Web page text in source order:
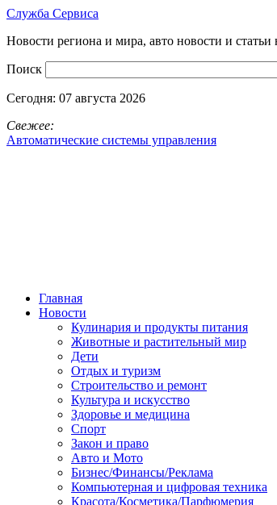
Служба Сервиса
Новости региона и мира, авто новости и
Поиск
Сегодня: 07 августа 2026
Свежее:
Автоматические системы управления
Главная
Новости
Кулинария и продукты питания
Животные и растительный мир
Дети
Отдых и туризм
Строительство и ремонт
Культура и искусство
Здоровье и медицина
Спорт
Закон и право
Авто и Мото
Бизнес/Финансы/Реклама
Компьютерная и цифровая техника
Красота/Косметика/Парфюмерия